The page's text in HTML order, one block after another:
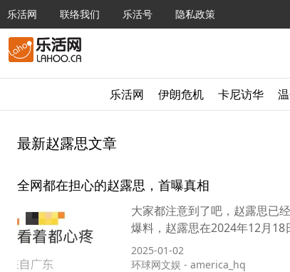
乐活网 联络我们 乐活号 隐私政策
乐活网 伊朗危机 卡尼访华
最新赵露思文章
全网都在担心的赵露思，首曝真相
大家都注意到了吧，赵露思已
爆料，赵露思在2024年12月
2025-01-02
环球网文娱 - america_hq